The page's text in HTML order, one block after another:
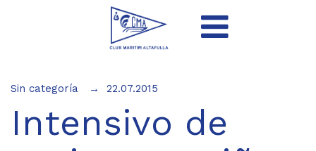
Sin categoría 22.07.2015
Intensivo de